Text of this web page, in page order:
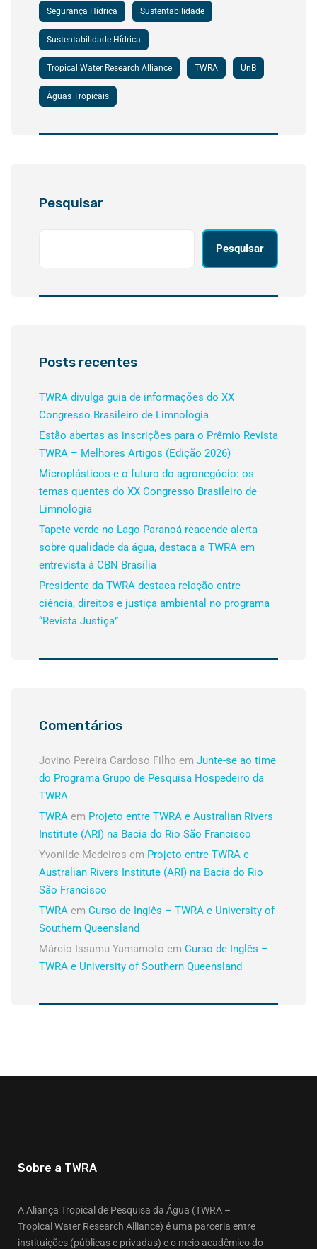
Segurança Hídrica Sustentabilidade
Sustentabilidade Hídrica
Tropical Water Research Alliance TWRA UnB
Águas Tropicais
Pesquisar
Pesquisar
Posts recentes
TWRA divulga guia de informações do XX
Congresso Brasileiro de Limnologia
Estão abertas as inscrições para o Prêmio Revista
TWRA – Melhores Artigos (Edição 2026)
Microplásticos e o futuro do agronegócio: os
temas quentes do XX Congresso Brasileiro de
Limnologia
Tapete verde no Lago Paranoá reacende alerta
sobre qualidade da água, destaca a TWRA em
entrevista à CBN Brasília
Presidente da TWRA destaca relação entre
ciência, direitos e justiça ambiental no programa
“Revista Justiça”
Comentários
Jovino Pereira Cardoso Filho em Junte-se ao time
do Programa Grupo de Pesquisa Hospedeiro da
TWRA
TWRA em Projeto entre TWRA e Australian Rivers
Institute (ARI) na Bacia do Rio São Francisco
Yvonilde Medeiros em Projeto entre TWRA e
Australian Rivers Institute (ARI) na Bacia do Rio
São Francisco
TWRA em Curso de Inglês – TWRA e University of
Southern Queensland
Márcio Issamu Yamamoto em Curso de Inglês –
TWRA e University of Southern Queensland
Sobre a TWRA
A Aliança Tropical de Pesquisa da Água (TWRA –
Tropical Water Research Alliance) é uma parceria entre
instituições (públicas e privadas) e o meio acadêmico do